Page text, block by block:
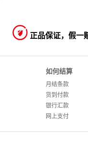
 正品保证，假一
如何结算
月结条款
货到付款
银行汇款
网上支付